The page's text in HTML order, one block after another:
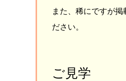
また、稀にですが
ださい。
ご見学